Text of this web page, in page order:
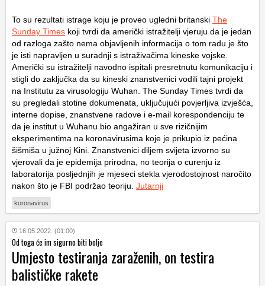
To su rezultati istrage koju je proveo ugledni britanski The
Sunday Times koji tvrdi da američki istražitelji vjeruju da je jedan
od razloga zašto nema objavljenih informacija o tom radu je što
je isti napravljen u suradnji s istraživačima kineske vojske.
Američki su istražitelji navodno ispitali presretnutu komunikaciju i
stigli do zaključka da su kineski znanstvenici vodili tajni projekt
na Institutu za virusologiju Wuhan. The Sunday Times tvrdi da
su pregledali stotine dokumenata, uključujući povjerljiva izvješća,
interne dopise, znanstvene radove i e-mail korespondenciju te
da je institut u Wuhanu bio angažiran u sve rizičnijim
eksperimentima na koronavirusima koje je prikupio iz pećina
šišmiša u južnoj Kini. Znanstvenici diljem svijeta izvorno su
vjerovali da je epidemija prirodna, no teorija o curenju iz
laboratorija posljednjih je mjeseci stekla vjerodostojnost naročito
nakon što je FBI podržao teoriju. Jutarnji
koronavirus
16.05.2022. (01:00)
Od toga će im sigurno biti bolje
Umjesto testiranja zaraženih, on testira
balističke rakete